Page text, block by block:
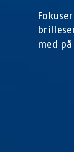
med